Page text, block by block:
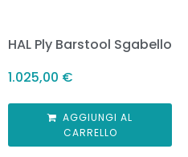
HAL Ply Barstool Sgabello
1.025,00 €
AGGIUNGI AL
CARRELLO